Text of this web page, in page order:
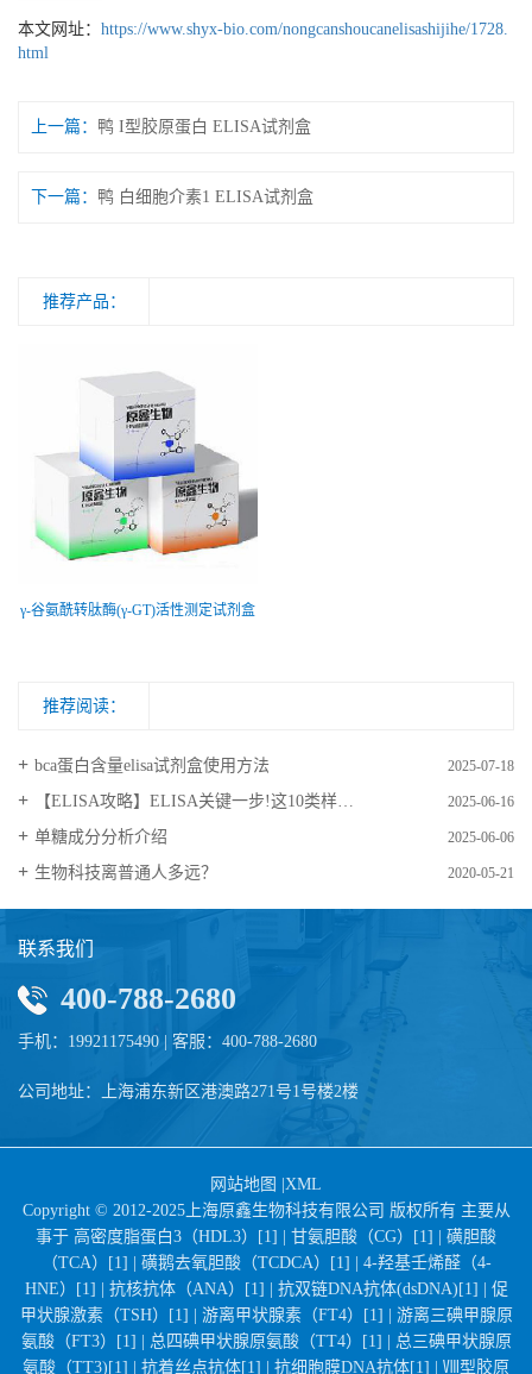
本文网址： https://www.shyx-bio.com/nongcanshoucanelisashijihe/1728.
html
上一篇： 鸭 I型胶原蛋白 ELISA试剂盒
下一篇： 鸭 白细胞介素1 ELISA试剂盒
推荐产品：
γ-谷氨酰转肽酶(γ-GT)活性测定试剂盒
推荐阅读：
bca蛋白含量elisa试剂盒使用方法 2025-07-18
【ELISA攻略】ELISA关键一步!这10类样品要如何处理? 2025-06-16
​单糖成分分析介绍 2025-06-06
生物科技离普通人多远？ 2020-05-21
联系我们
400-788-2680
手机：19921175490 | 客服：400-788-2680
公司地址：上海浦东新区港澳路271号1号楼2楼
网站地图 XML
Copyright © 2012-2025上海原鑫生物科技有限公司 版权所有 主要从
事于 高密度脂蛋白3（HDL3）[1] | 甘氨胆酸（CG）[1] | 磺胆酸
（TCA）[1] | 磺鹅去氧胆酸（TCDCA）[1] | 4-羟基壬烯醛（4-
HNE）[1] | 抗核抗体（ANA）[1] | 抗双链DNA抗体(dsDNA)[1] | 促
甲状腺激素（TSH）[1] | 游离甲状腺素（FT4）[1] | 游离三碘甲腺原
氨酸（FT3）[1] | 总四碘甲状腺原氨酸（TT4）[1] | 总三碘甲状腺原
氨酸（TT3)[1] | 抗着丝点抗体[1] | 抗细胞膜DNA抗体[1] | Ⅷ型胶原